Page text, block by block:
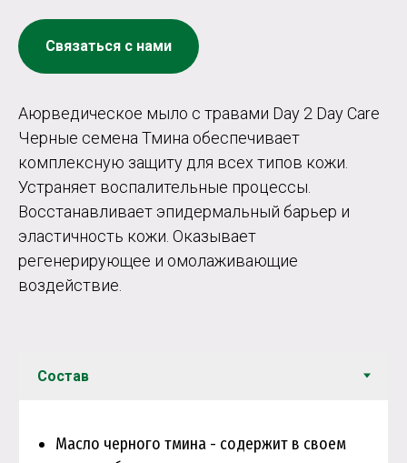
Связаться с нами
Аюрведическое мыло с травами Day 2 Day Care
Черные семена Тмина обеспечивает
комплексную защиту для всех типов кожи.
Устраняет воспалительные процессы.
Восстанавливает эпидермальный барьер и
эластичность кожи. Оказывает
регенерирующее и омолаживающие
воздействие.
Масло черного тмина - содержит в своем